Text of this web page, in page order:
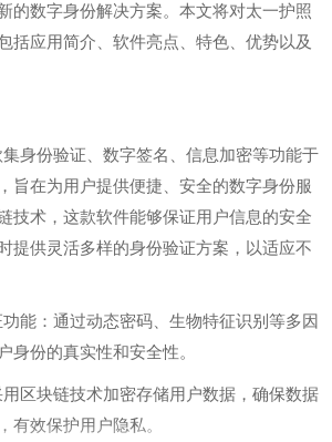
的数字身份解决方案。本文将对太一护照
括应用简介、软件亮点、特色、优势以及
身份验证、数字签名、信息加密等功能于
旨在为用户提供便捷、安全的数字身份服
技术，这款软件能够保证用户信息的安全
提供灵活多样的身份验证方案，以适应不
能：通过动态密码、生物特征识别等多因
身份的真实性和安全性。
区块链技术加密存储用户数据，确保数据
有效保护用户隐私。